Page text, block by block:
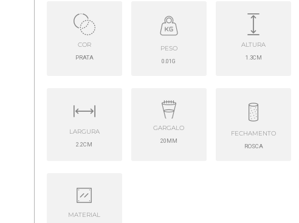
COR
PRATA
PESO
0.01G
ALTURA
1.3CM
LARGURA
2.2CM
GARGALO
20MM
FECHAMENTO
ROSCA
MATERIAL